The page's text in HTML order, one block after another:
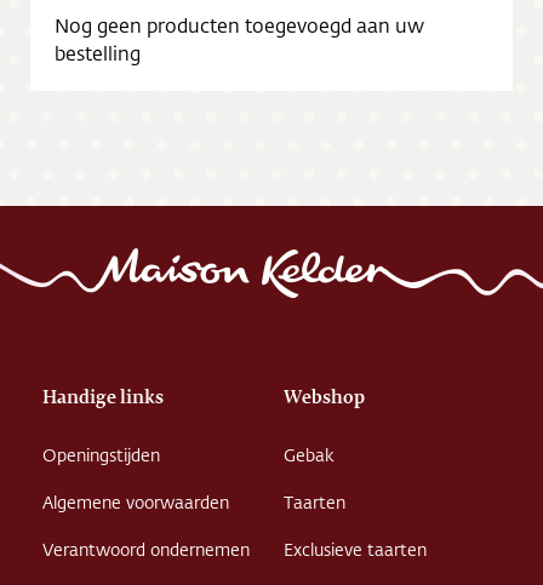
Contact
Nog geen producten toegevoegd aan uw
bestelling
Handige links
Openingstijden
Algemene voorwaarden
Verantwoord ondernemen
Webshop
Gebak
Taarten
Exclusieve taarten